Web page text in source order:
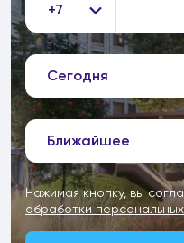
+7
Сегодня
Ближайшее
Нажимая кнопку, вы
обработки